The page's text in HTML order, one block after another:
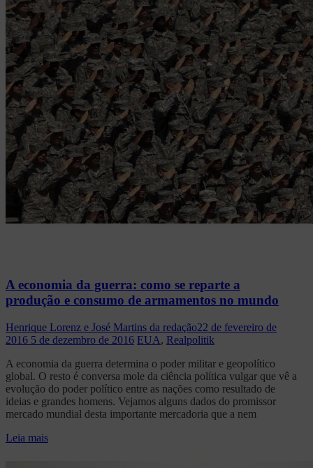
A economia da guerra: como se reparte a
produção e consumo de armamentos no mundo
Henrique Lorenz e José Martins da redação22 de fevereiro de
2016 5 de dezembro de 2016 EUA, Realpolitik
A economia da guerra determina o poder militar e geopolítico
global. O resto é conversa mole da ciência política vulgar que vê a
evolução do poder político entre as nações como resultado de
ideias e grandes homens. Vejamos alguns dados do promissor
mercado mundial desta importante mercadoria que a nem
Leia mais